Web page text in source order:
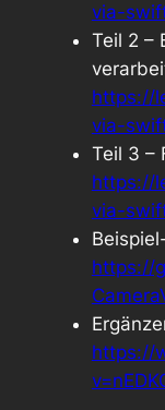
via-
Teil 2 –
https://
via-
Teil 3 –
https://
via-
https://
https://